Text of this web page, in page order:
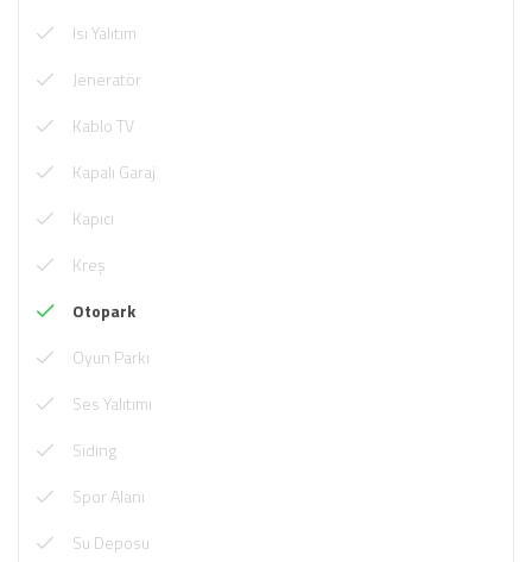
Isı Yalıtım
Jeneratör
Kablo TV
Kapalı Garaj
Kapıcı
Kreş
Otopark
Oyun Parkı
Ses Yalıtımı
Siding
Spor Alanı
Su Deposu